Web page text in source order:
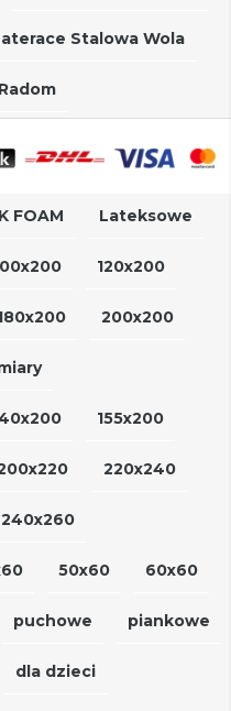
Stalowa Wola
FOAM Lateksowe
120x200
200x200
155x200
220x240
240x260
50x60 60x60
puchowe piankowe
dla dzieci